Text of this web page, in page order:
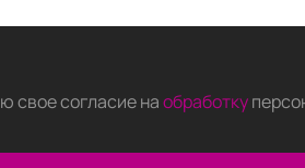
свое согласие наобработку